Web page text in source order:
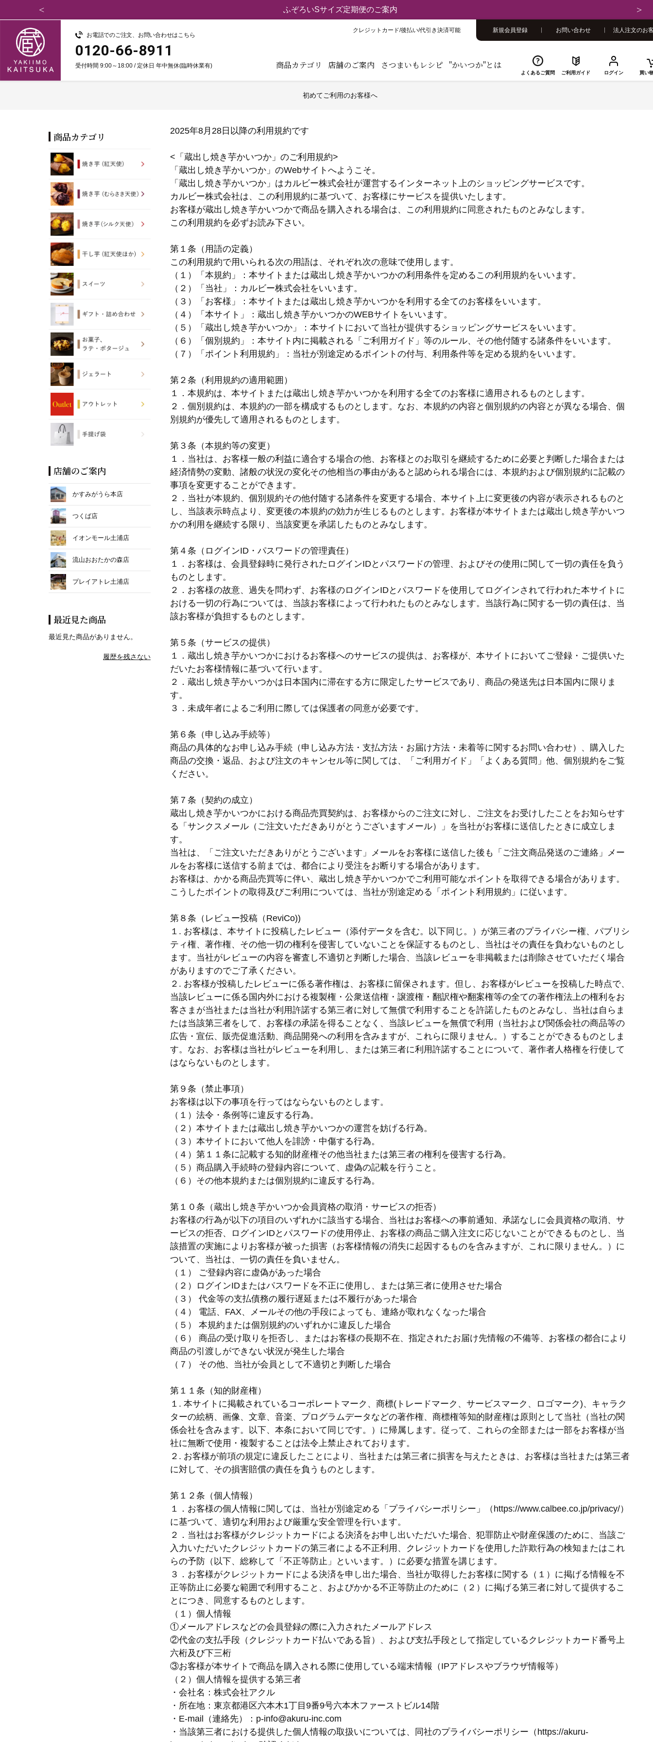
【重要】弊社ブランド「紅天使※」の模倣品にご注意ください
お電話でのご注文、お問い合わせはこちら
0120-66-8911
受付時間 9:00～18:00 / 定休日 年中無休(臨時休業有) 商品カテゴリ 店舗のご案内 さつまいもレシピ "かいつか"とは
よくあるご質問 ご利用ガイド ログイン 買い
クレジットカード/後払い/代引き決済可能 新規会員登録 お問い合わせ 法人注文のお
初めてご利用のお客様へ
商品カテゴリ
店舗のご案内
かすみがうら本店
つくば店
イオンモール土浦店
流山おおたかの森店
プレイアトレ土浦店
最近見た商品
最近見た商品がありません。
履歴を残さない
2025年8月28日以降の利用規約です
<「蔵出し焼き芋かいつか」のご利用規約>
「蔵出し焼き芋かいつか」のWebサイトへようこそ。
「蔵出し焼き芋かいつか」はカルビー株式会社が運営するインターネット上のショッピングサービスです。
カルビー株式会社は、この利用規約に基づいて、お客様にサービスを提供いたします。
お客様が蔵出し焼き芋かいつかで商品を購入される場合は、この利用規約に同意されたものとみなします。
この利用規約を必ずお読み下さい。
第１条（用語の定義）
この利用規約で用いられる次の用語は、それぞれ次の意味で使用します。
（１）「本規約」：本サイトまたは蔵出し焼き芋かいつかの利用条件を定めるこの利用規約をいいます。
（２）「当社」：カルビー株式会社をいいます。
（３）「お客様」：本サイトまたは蔵出し焼き芋かいつかを利用する全てのお客様をいいます。
（４）「本サイト」：蔵出し焼き芋かいつかのWEBサイトをいいます。
（５）「蔵出し焼き芋かいつか」：本サイトにおいて当社が提供するショッピングサービスをいいます。
（６）「個別規約」：本サイト内に掲載される「ご利用ガイド」等のルール、その他付随する諸条件をいいます。
（７）「ポイント利用規約」：当社が別途定めるポイントの付与、利用条件等を定める規約をいいます。
第２条（利用規約の適用範囲）
１．本規約は、本サイトまたは蔵出し焼き芋かいつかを利用する全てのお客様に適用されるものとします。
２．個別規約は、本規約の一部を構成するものとします。なお、本規約の内容と個別規約の内容とが異なる場合、個
別規約が優先して適用されるものとします。
第３条（本規約等の変更）
１．当社は、お客様一般の利益に適合する場合の他、お客様とのお取引を継続するために必要と判断した場合または
経済情勢の変動、諸般の状況の変化その他相当の事由があると認められる場合には、本規約および個別規約に記載の
事項を変更することができます。
２．当社が本規約、個別規約その他付随する諸条件を変更する場合、本サイト上に変更後の内容が表示されるものと
し、当該表示時点より、変更後の本規約の効力が生じるものとします。お客様が本サイトまたは蔵出し焼き芋かいつ
かの利用を継続する限り、当該変更を承諾したものとみなします。
第４条（ログインID・パスワードの管理責任）
１．お客様は、会員登録時に発行されたログインIDとパスワードの管理、およびその使用に関して一切の責任を負う
ものとします。
２．お客様の故意、過失を問わず、お客様のログインIDとパスワードを使用してログインされて行われた本サイトに
おける一切の行為については、当該お客様によって行われたものとみなします。当該行為に関する一切の責任は、当
該お客様が負担するものとします。
第５条（サービスの提供）
１．蔵出し焼き芋かいつかにおけるお客様へのサービスの提供は、お客様が、本サイトにおいてご登録・ご提供いた
だいたお客様情報に基づいて行います。
２．蔵出し焼き芋かいつかは日本国内に滞在する方に限定したサービスであり、商品の発送先は日本国内に限りま
す。
３．未成年者によるご利用に際しては保護者の同意が必要です。
第６条（申し込み手続等）
商品の具体的なお申し込み手続（申し込み方法・支払方法・お届け方法・未着等に関するお問い合わせ）、購入した
商品の交換・返品、および注文のキャンセル等に関しては、「ご利用ガイド」「よくある質問」他、個別規約をご覧
ください。
第７条（契約の成立）
蔵出し焼き芋かいつかにおける商品売買契約は、お客様からのご注文に対し、ご注文をお受けしたことをお知らせす
る「サンクスメール（ご注文いただきありがとうございますメール）」を当社がお客様に送信したときに成立しま
す。
当社は、「ご注文いただきありがとうございます」メールをお客様に送信した後も「ご注文商品発送のご連絡」メー
ルをお客様に送信する前までは、都合により受注をお断りする場合があります。
お客様は、かかる商品売買等に伴い、蔵出し焼き芋かいつかでご利用可能なポイントを取得できる場合があります。
こうしたポイントの取得及びご利用については、当社が別途定める「ポイント利用規約」に従います。
第８条（レビュー投稿（ReviCo))
１. お客様は、本サイトに投稿したレビュー（添付データを含む。以下同じ。）が第三者のプライバシー権、パブリシ
ティ権、著作権、その他一切の権利を侵害していないことを保証するものとし、当社はその責任を負わないものとし
ます。当社がレビューの内容を審査し不適切と判断した場合、当該レビューを非掲載または削除させていただく場合
がありますのでご了承ください。
２. お客様が投稿したレビューに係る著作権は、お客様に留保されます。但し、お客様がレビューを投稿した時点で、
当該レビューに係る国内外における複製権・公衆送信権・譲渡権・翻訳権や翻案権等の全ての著作権法上の権利をお
客さまが当社または当社が利用許諾する第三者に対して無償で利用することを許諾したものとみなし、当社は自らま
たは当該第三者をして、お客様の承諾を得ることなく、当該レビューを無償で利用（当社および関係会社の商品等の
広告・宣伝、販売促進活動、商品開発への利用を含みますが、これらに限りません。）することができるものとしま
す。なお、お客様は当社がレビューを利用し、または第三者に利用許諾することについて、著作者人格権を行使して
はならないものとします。
第９条（禁止事項）
お客様は以下の事項を行ってはならないものとします。
（１）法令・条例等に違反する行為。
（２）本サイトまたは蔵出し焼き芋かいつかの運営を妨げる行為。
（３）本サイトにおいて他人を誹謗・中傷する行為。
（４）第１１条に記載する知的財産権その他当社または第三者の権利を侵害する行為。
（５）商品購入手続時の登録内容について、虚偽の記載を行うこと。
（６）その他本規約または個別規約に違反する行為。
第１０条（蔵出し焼き芋かいつか会員資格の取消・サービスの拒否）
お客様の行為が以下の項目のいずれかに該当する場合、当社はお客様への事前通知、承諾なしに会員資格の取消、サ
ービスの拒否、ログインIDとパスワードの使用停止、お客様の商品ご購入注文に応じないことができるものとし、当
該措置の実施によりお客様が被った損害（お客様情報の消失に起因するものを含みますが、これに限りません。）に
ついて、当社は、一切の責任を負いません。
（１） ご登録内容に虚偽があった場合
（２）ログインIDまたはパスワードを不正に使用し、または第三者に使用させた場合
（３） 代金等の支払債務の履行遅延または不履行があった場合
（４） 電話、FAX、メールその他の手段によっても、連絡が取れなくなった場合
（５） 本規約または個別規約のいずれかに違反した場合
（６） 商品の受け取りを拒否し、またはお客様の長期不在、指定されたお届け先情報の不備等、お客様の都合により
商品の引渡しができない状況が発生した場合
（７） その他、当社が会員として不適切と判断した場合
第１１条（知的財産権）
１. 本サイトに掲載されているコーポレートマーク、商標(トレードマーク、サービスマーク、ロゴマーク)、キャラク
ターの絵柄、画像、文章、音楽、プログラムデータなどの著作権、商標権等知的財産権は原則として当社（当社の関
係会社を含みます。以下、本条において同じです。）に帰属します。従って、これらの全部または一部をお客様が当
社に無断で使用・複製することは法令上禁止されております。
２. お客様が前項の規定に違反したことにより、当社または第三者に損害を与えたときは、お客様は当社または第三者
に対して、その損害賠償の責任を負うものとします。
第１２条（個人情報）
１．お客様の個人情報に関しては、当社が別途定める「プライバシーポリシー」（https://www.calbee.co.jp/privacy/）
に基づいて、適切な利用および厳重な安全管理を行います。
２．当社はお客様がクレジットカードによる決済をお申し出いただいた場合、犯罪防止や財産保護のために、当該ご
入力いただいたクレジットカードの第三者による不正利用、クレジットカードを使用した詐欺行為の検知またはこれ
らの予防（以下、総称して「不正等防止」といいます。）に必要な措置を講じます。
３．お客様がクレジットカードによる決済を申し出た場合、当社が取得したお客様に関する（１）に掲げる情報を不
正等防止に必要な範囲で利用すること、およびかかる不正等防止のために（２）に掲げる第三者に対して提供するこ
とにつき、同意するものとします。
（１）個人情報
①メールアドレスなどの会員登録の際に入力されたメールアドレス
②代金の支払手段（クレジットカード払いである旨）、および支払手段として指定しているクレジットカード番号上
六桁及び下三桁
③お客様が本サイトで商品を購入される際に使用している端末情報（IPアドレスやブラウザ情報等）
（２）個人情報を提供する第三者
・会社名：株式会社アクル
・所在地：東京都港区六本木1丁目9番9号六本木ファーストビル14階
・E-mail（連絡先）：p-info@akuru-inc.com
・当該第三者における提供した個人情報の取扱いについては、同社のプライバシーポリシー（https://akuru-